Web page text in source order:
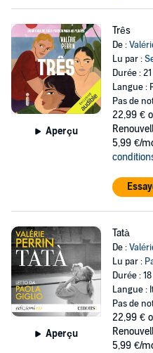
Aperçu
Três
De :
Lu par :
Durée :
Langue :
Pas de
22,99 €
5,99 €/
Aperçu
Tatà
De :
Lu par :
Durée :
Langue :
Pas de
22,99 €
5,99 €/